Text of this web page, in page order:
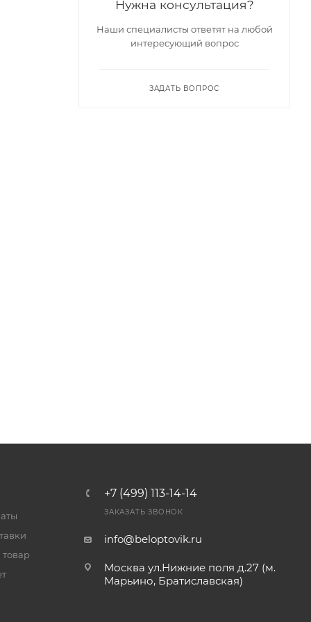
Нужна консультация?
Наши специалисты ответят на любой
интересующий вопрос
ЗАДАТЬ ВОПРОС
+7 (499) 113-14-14
ЗАКАЗАТЬ ЗВОНОК
info@beloptovik.ru
Москва ул.Нижние поля д.27 (м.
Марьино, Братиславская)